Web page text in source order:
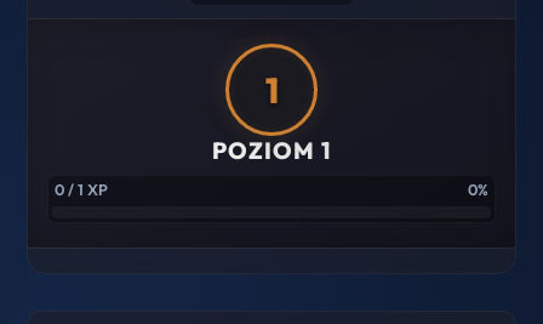
1
POZIOM 1
0 / 1 XP 0%